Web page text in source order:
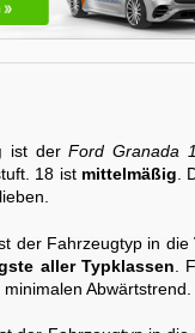
ist derFord Granada
18 ist mittelmäßig .
der Fahrzeugtyp in die
aller Typklassen .
Abwärtstrend.